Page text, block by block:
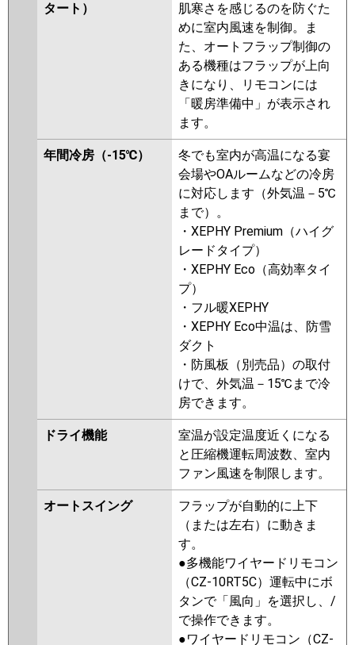
タート）
肌寒さを感じるのを防ぐた
めに室内風速を制御。ま
た、オートフラップ制御の
ある機種はフラップが上向
きになり、リモコンには
「暖房準備中」が表示され
ます。
年間冷房（-15℃）
冬でも室内が高温になる宴
会場やOAルームなどの冷房
に対応します（外気温－5℃
まで）。
・XEPHY Premium（ハイグ
レードタイプ）
・XEPHY Eco（高効率タイ
プ）
・フル暖XEPHY
・XEPHY Eco中温は、防雪
ダクト
・防風板（別売品）の取付
けで、外気温－15℃まで冷
房できます。
ドライ機能
室温が設定温度近くになる
と圧縮機運転周波数、室内
ファン風速を制限します。
オートスイング
フラップが自動的に上下
（または左右）に動きま
す。
●多機能ワイヤードリモコン
（CZ-10RT5C）運転中にボ
タンで「風向」を選択し、/
で操作できます。
●ワイヤードリモコン（CZ-